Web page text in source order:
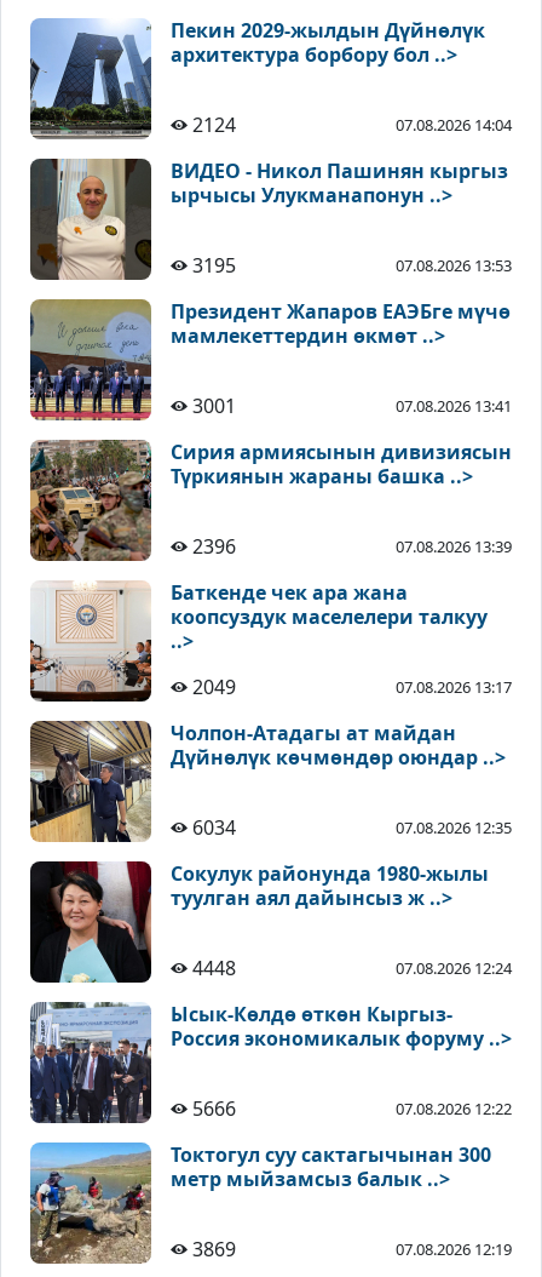
Пекин 2029-жылдын Дүйнөлүк
архитектура борбору бол ..>
2124 07.08.2026 14:04
ВИДЕО - Никол Пашинян кыргыз
ырчысы Улукманапонун ..>
3195 07.08.2026 13:53
Президент Жапаров ЕАЭБге мүчө
мамлекеттердин өкмөт ..>
3001 07.08.2026 13:41
Сирия армиясынын дивизиясын
Түркиянын жараны башка ..>
2396 07.08.2026 13:39
Баткенде чек ара жана
коопсуздук маселелери талкуу
..>
2049
07.08.2026 13:17
Чолпон-Атадагы ат майдан
Дүйнөлүк көчмөндөр оюндар ..>
6034 07.08.2026 12:35
Сокулук районунда 1980-жылы
туулган аял дайынсыз ж ..>
4448 07.08.2026 12:24
Ысык-Көлдө өткөн Кыргыз-
Россия экономикалык форуму ..>
5666 07.08.2026 12:22
Токтогул суу сактагычынан 300
метр мыйзамсыз балык ..>
3869 07.08.2026 12:19